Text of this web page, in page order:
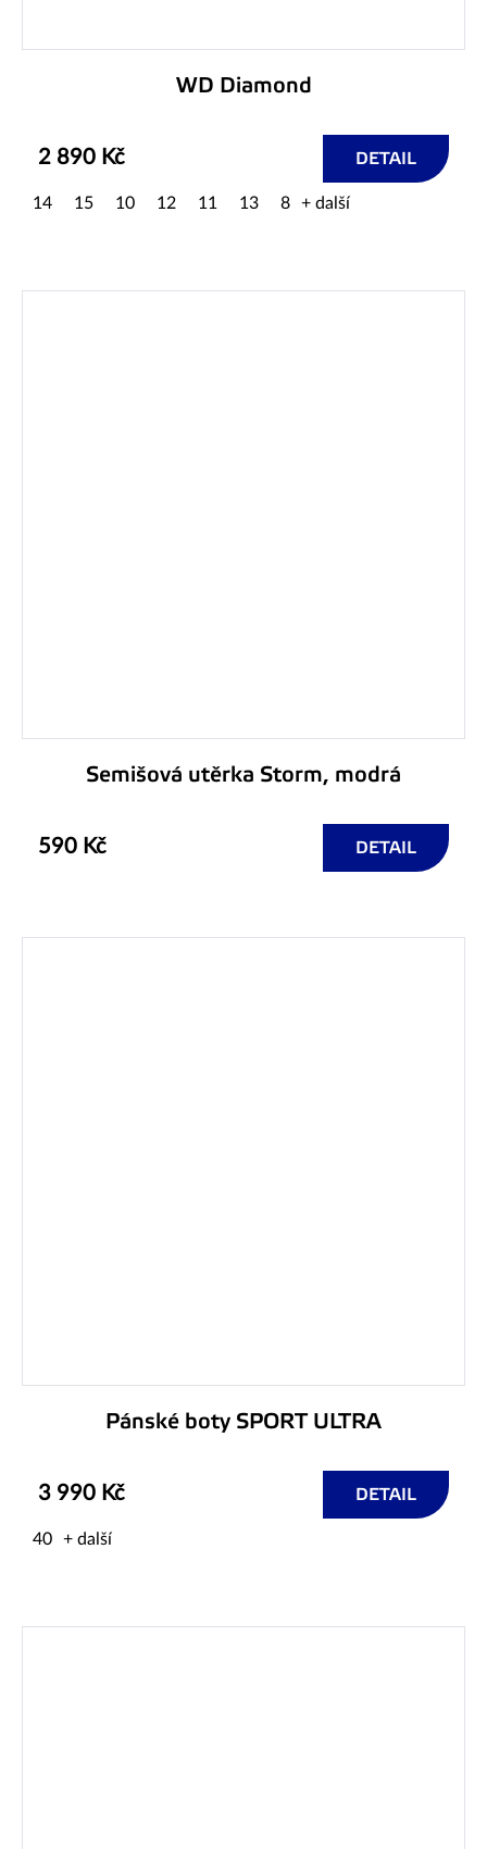
WD Diamond
2 890 Kč DETAIL
14 15 10 12 11 13 8 + další
Semišová utěrka Storm, modrá
590 Kč DETAIL
Pánské boty SPORT ULTRA
3 990 Kč DETAIL
40 + další